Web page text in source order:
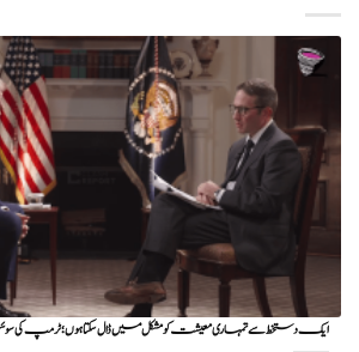
ایک دستخط سے تمہاری معیشت کو مشکل میں ڈال سکتا ہوں؛ ٹرمپ کی